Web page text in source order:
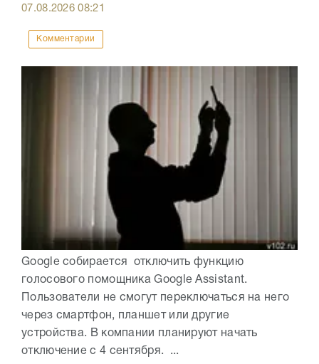
07.08.202608:21
Комментарии
Google собирается отключить функцию
голосового помощника Google Assistant.
Пользователи не смогут переключаться на него
через смартфон, планшет или другие
устройства. В компании планируют начать
отключение с 4 сентября. ...